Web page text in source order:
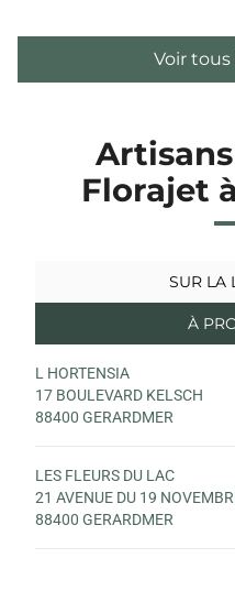
Voir
Florajet
SUR LA
À
L HORTENSIA
17 BOULEVARD KELSCH
88400 GERARDMER
LES FLEURS DU LAC
21 AVENUE DU 19
88400 GERARDMER